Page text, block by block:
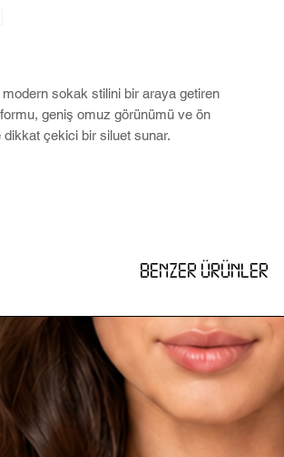
sokak stilini bir araya getiren
geniş omuz görünümü ve ön
çekici bir siluet sunar.
BENZER ÜRÜNLER